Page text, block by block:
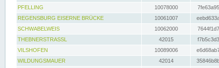
PFELLING
10078000
REGENSBURG EISERNE BRÜCKE
10061007
SCHWABELWEIS
10062000
THEBNERSTRASSL
42015
VILSHOFEN
10089006
WILDUNGSMAUER
42014